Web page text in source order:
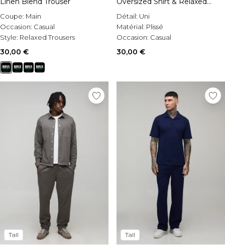
Coupe: Main
Occasion: Casual
Style: Relaxed Trousers
30,00 €
Trouser Set
Détail: Uni
Matérial: Plissé
Occasion: Casual
30,00 €
Tall Tall